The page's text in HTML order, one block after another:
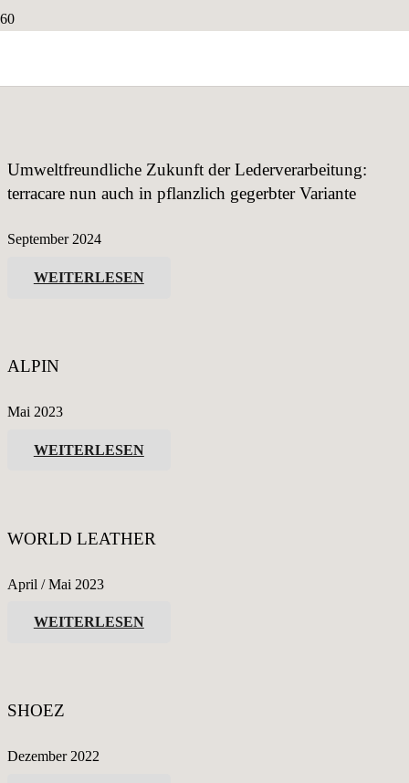
Umweltfreundliche Zukunft der Lederverarbeitung:
terracare nun auch in pflanzlich gegerbter Variante
September 2024
WEITERLESEN
ALPIN
Mai 2023
WEITERLESEN
WORLD LEATHER
April / Mai 2023
WEITERLESEN
SHOEZ
Dezember 2022